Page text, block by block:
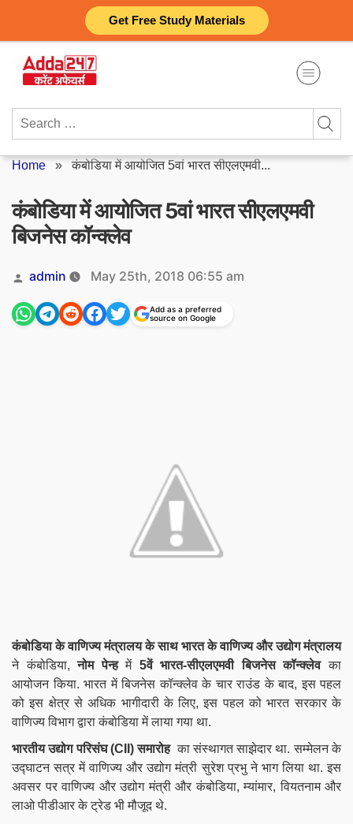
Get Free Study Materials
content
Search
Home »कंबोडिया में आयोजित 5वां भारत सीएलएमवी...
कंबोडिया में आयोजित 5वां भारत सीएलएमवी
बिजनेस कॉन्क्लेव
Posted
by
admin May 25th, 2018 06:55 am
Add as a preferred
source on Google
कंबोडिया के वाणिज्य मंत्रालय के साथ भारत के वाणिज्य और उद्योग मंत्रालय
ने कंबोडिया,नोम पेन्हमें 5वें भारत-सीएलएमवी बिजनेस कॉन्क्लेवका
आयोजन किया. भारत में बिजनेस कॉन्क्लेव के चार राउंड के बाद, इस पहल
को इस क्षेत्र से अधिक भागीदारी के लिए, इस पहल को भारत सरकार के
वाणिज्य विभाग द्वारा कंबोडिया में लाया गया था.
भारतीय उद्योग परिसंघ (CII ) समारोह का संस्थागत साझेदार था. सम्मेलन के
उद्घाटन सत्र में वाणिज्य और उद्योग मंत्री सुरेश प्रभु ने भाग लिया था. इस
अवसर पर वाणिज्य और उद्योग मंत्री और कंबोडिया, म्यांमार, वियतनाम और
लाओ पीडीआर के ट्रेड भी मौजूद थे.